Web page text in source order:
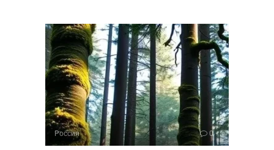
Россия 0